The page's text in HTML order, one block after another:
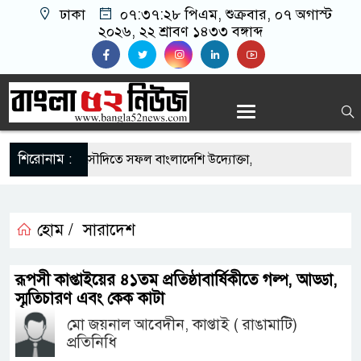
ঢাকা ০৭:৩৭:২৯ পিএম, শুক্রবার, ০৭ অগাস্ট
২০২৬, ২২ শ্রাবণ ১৪৩৩ বঙ্গাব্দ
শিরোনাম :
এর সুযোগে সৌদিতে সফল বাংলাদেশি উদ্যোক্তা,
মাছে মিলল মাইক্রোপ্লাস্টিক, বেশি কই মাছে
ব্যবসায়িক অগ্রযাত্রায় নতুন অধ্যায়
স্থিতিশীল সরকার,প্রবাসীদের বিনিয়োগের এখনই
হোম / সারাদেশ
রূপসী কাপ্তাইয়ের ৪১তম প্রতিষ্ঠাবার্ষিকীতে গল্প, আড্ডা,
স্মৃতিচারণ এবং কেক কাটা
মো জয়নাল আবেদীন, কাপ্তাই ( রাঙামাটি)
প্রতিনিধি